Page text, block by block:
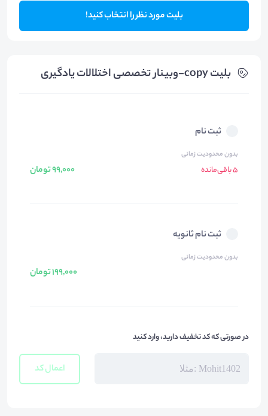
بلیت مورد نظر را انتخاب کنید!
بلیت‌ copy-وبینار تخصصی اختلالات یادگیری
ثبت نام
بدون محدودیت زمانی
5 باقی‌مانده 99,000 تومان
ثبت نام ثانویه
بدون محدودیت زمانی
199,000 تومان
در صورتی که کد تخفیف دارید، وارد کنید
اعمال کد